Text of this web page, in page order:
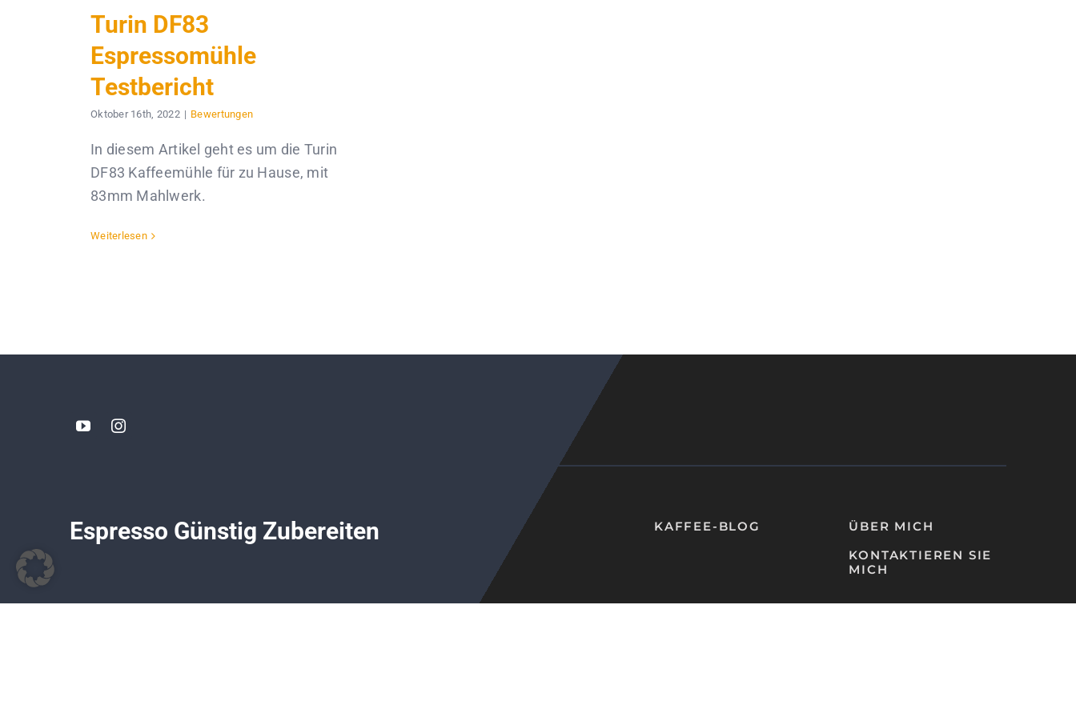
Turin DF83
Espressomühle
Testbericht
Oktober 16th, 2022 | Bewertungen
In diesem Artikel geht es um die Turin
DF83 Kaffeemühle für zu Hause, mit
83mm Mahlwerk.
Weiterlesen
Espresso Günstig Zubereiten KAFFEE-BLOG
ÜBER MICH
KONTAKTIEREN SIE
MICH